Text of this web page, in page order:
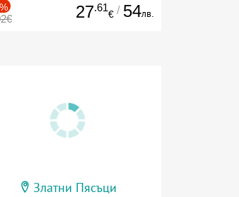
27.61
€ / 54лв.
Златни Пясъци